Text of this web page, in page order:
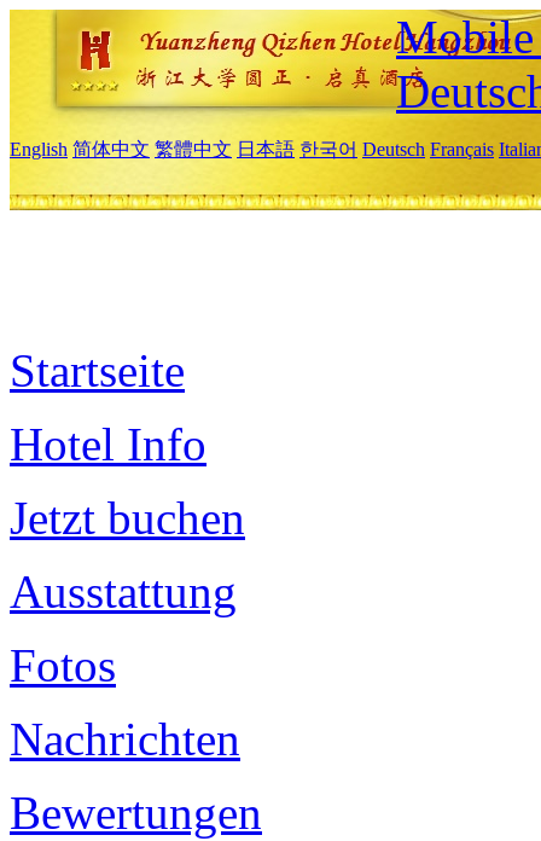
Mobile
English 简体中文 繁體中文 日本語 한국어 Deutsch Français
Startseite
Hotel Info
Jetzt buchen
Ausstattung
Fotos
Nachrichten
Bewertungen